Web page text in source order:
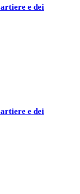
e dei
e dei